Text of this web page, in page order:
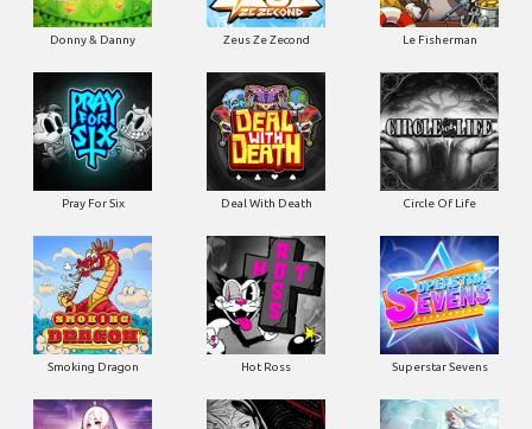
Donny & Danny Zeus Ze Zecond Le Fisherman
Pray For Six Deal With Death Circle Of Life
Smoking Dragon Hot Ross Superstar Sevens